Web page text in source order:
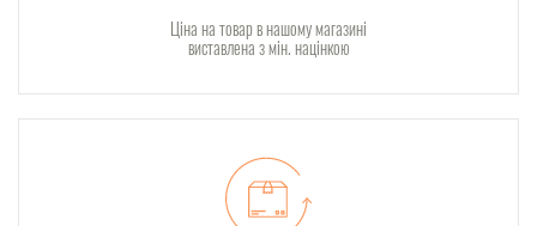
Ціна на товар в нашому магазині
виставлена з мін. націнкою